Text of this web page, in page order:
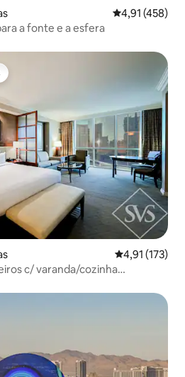
4,91 de uma
4,91 (458)
a fonte e a esfera
4,91 de uma
4,91 (173)
c/ varanda/cozinha